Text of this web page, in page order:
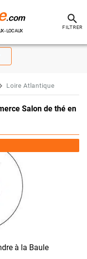
- LOCAUX
search
FILTRER
Loire Atlantique
Salon de thé en
à la Baule